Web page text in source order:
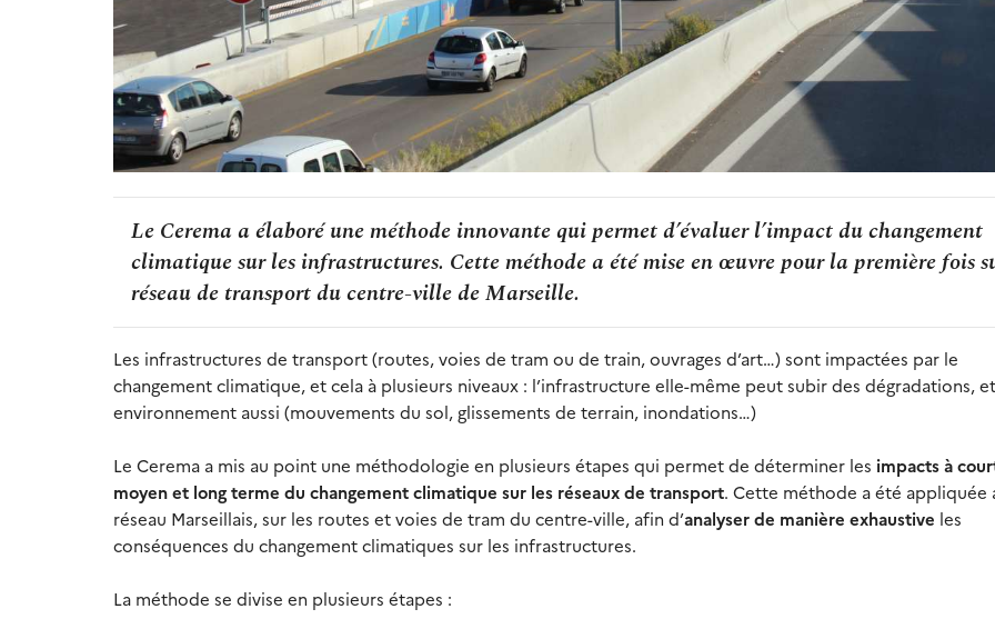
Le Cerema a élaboré une méthode innovante qui permet d’évaluer l’impact du changement
climatique sur les infrastructures. Cette méthode a été mise en œuvre pour la première fois
réseau de transport du centre-ville de Marseille.
Les infrastructures de transport (routes, voies de tram ou de train, ouvrages d’art…) sont impactées par le
changement climatique, et cela à plusieurs niveaux : l’infrastructure elle-même peut subir des dégradations,
environnement aussi (mouvements du sol, glissements de terrain, inondations…)
Le Cerema a mis au point une méthodologie en plusieurs étapes qui permet de déterminer les impacts à
moyen et long terme du changement climatique sur les réseaux de transport. Cette méthode a été appliquée
réseau Marseillais, sur les routes et voies de tram du centre-ville, afin d’analyser de manière exhaustive les
conséquences du changement climatiques sur les infrastructures.
La méthode se divise en plusieurs étapes :